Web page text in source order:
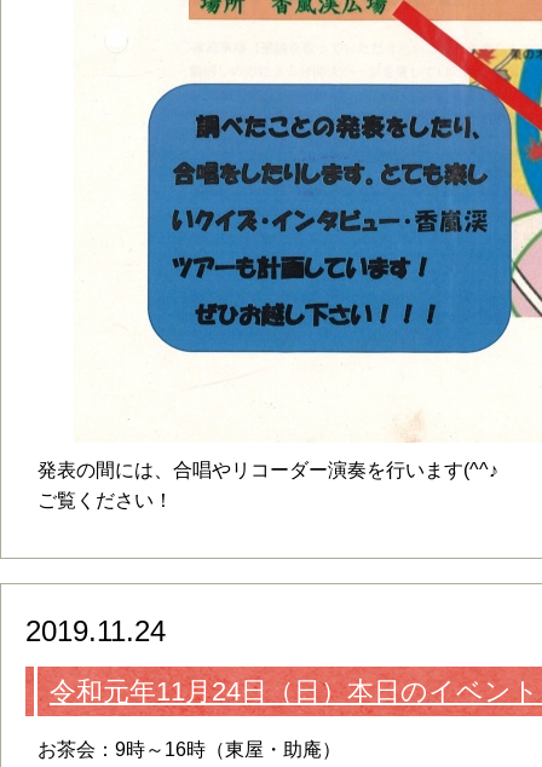
発表の間には、合唱やリコーダー演奏を行います(^^♪
ご覧ください！
2019.11.24
令和元年11月24日（日）本日のイベン
お茶会：9時～16時（東屋・助庵）